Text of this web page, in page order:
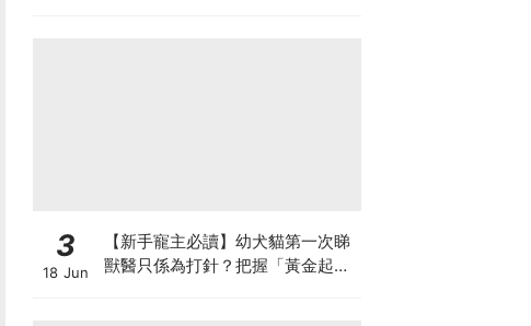
3
18 Jun
【新手寵主必讀】幼犬貓第一次睇
獸醫只係為打針？把握「黃金起跑